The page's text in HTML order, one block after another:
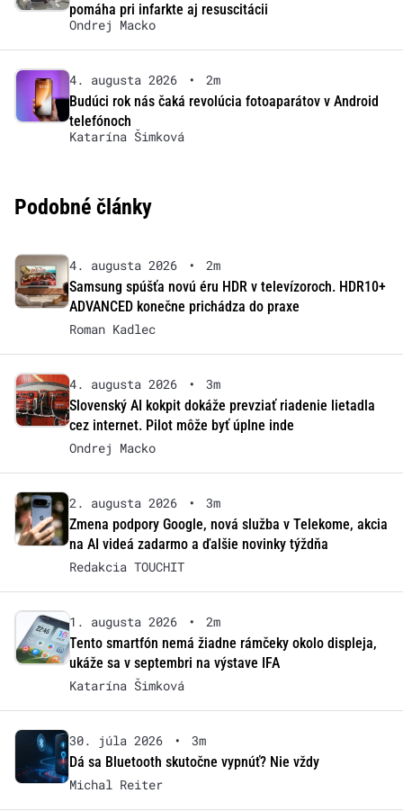
pomáha pri infarkte aj resuscitácii
Ondrej Macko
4. augusta 2026 •
2m
Budúci rok nás čaká revolúcia fotoaparátov v Android
telefónoch
Katarína Šimková
Podobné články
4. augusta 2026 •
2m
Samsung spúšťa novú éru HDR v televízoroch. HDR10+
ADVANCED konečne prichádza do praxe
Roman Kadlec
4. augusta 2026 •
3m
Slovenský AI kokpit dokáže prevziať riadenie lietadla
cez internet. Pilot môže byť úplne inde
Ondrej Macko
2. augusta 2026 •
3m
Zmena podpory Google, nová služba v Telekome, akcia
na AI videá zadarmo a ďalšie novinky týždňa
Redakcia TOUCHIT
1. augusta 2026 •
2m
Tento smartfón nemá žiadne rámčeky okolo displeja,
ukáže sa v septembri na výstave IFA
Katarína Šimková
30. júla 2026 •
3m
Dá sa Bluetooth skutočne vypnúť? Nie vždy
Michal Reiter